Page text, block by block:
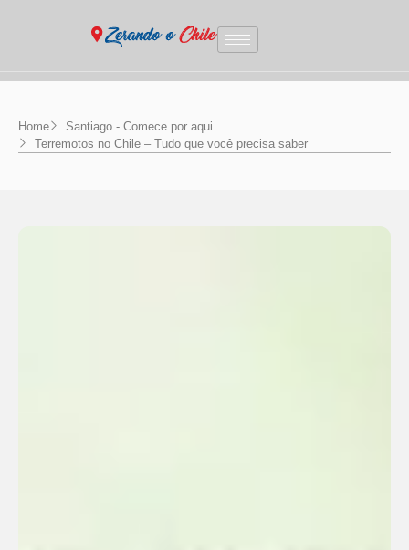
Home
Santiago - Comece por aqui
Terremotos no Chile – Tudo que você precisa saber